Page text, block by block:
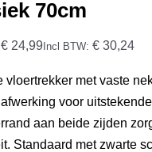
70cm
€ 24,99 Incl BTW: € 30,24
vloertrekker met vaste
voor
aan beide zijden
Standaard met zwarte